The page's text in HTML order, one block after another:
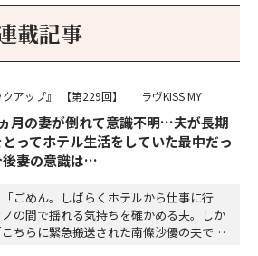
、未だにわかりません。…
載記事
アップ』 【第229回】 ラヴKISS MY
月の妻が倒れて意識不明…夫が長期
ってホテル生活をしていた最中だっ
後妻の意識は…
「ごめん。しばらくホテルから仕事に行
の間で揺れる気持ちを確かめる夫。しか
ちらに緊急搬送された南條沙優の夫です